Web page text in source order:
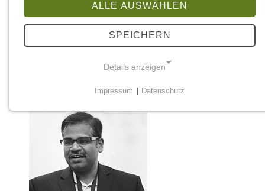
ALLE AUSWÄHLEN
SPEICHERN
Details anzeigen
Notwendige Cookies ermöglichen grundlegende
Funktionen und sind für die einwandfreie Funktion der
Website erforderlich.
Einverständnis-Cookie
Impressum Datenschutz